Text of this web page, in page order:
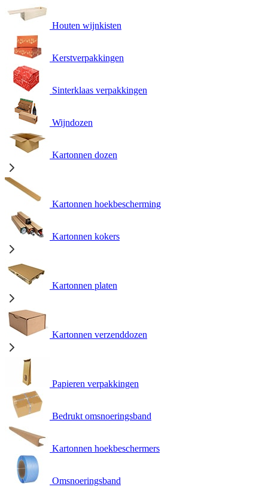
Houten wijnkisten
Kerstverpakkingen
Sinterklaas verpakkingen
Wijndozen
Kartonnen dozen
Kartonnen hoekbescherming
Kartonnen kokers
Kartonnen platen
Kartonnen verzenddozen
Papieren verpakkingen
Bedrukt omsnoeringsband
Kartonnen hoekbeschermers
Omsnoeringsband